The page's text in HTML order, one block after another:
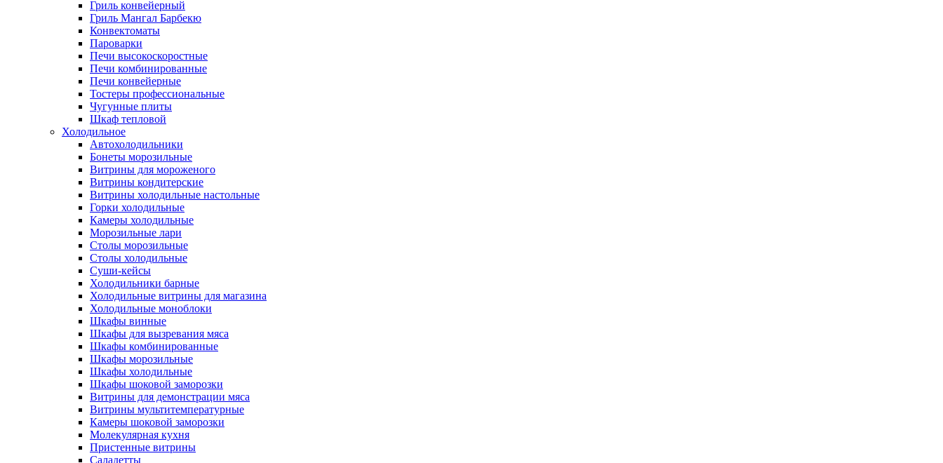
Гриль конвейерный
Гриль Мангал Барбекю
Конвектоматы
Пароварки
Печи высокоскоростные
Печи комбинированные
Печи конвейерные
Тостеры профессиональные
Чугунные плиты
Шкаф тепловой
Холодильное
Автохолодильники
Бонеты морозильные
Витрины для мороженого
Витрины кондитерские
Витрины холодильные настольные
Горки холодильные
Камеры холодильные
Морозильные лари
Столы морозильные
Столы холодильные
Суши-кейсы
Холодильники барные
Холодильные витрины для магазина
Холодильные моноблоки
Шкафы винные
Шкафы для вызревания мяса
Шкафы комбинированные
Шкафы морозильные
Шкафы холодильные
Шкафы шоковой заморозки
Витрины для демонстрации мяса
Витрины мультитемпературные
Камеры шоковой заморозки
Молекулярная кухня
Пристенные витрины
Саладетты